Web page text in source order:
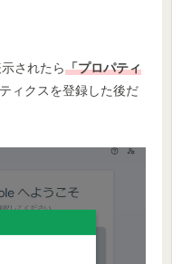
されたら「プロパティ
ィクスを登録した後だ